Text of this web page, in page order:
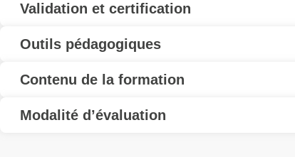
Validation et certification
Outils pédagogiques
Contenu de la formation
Modalité d’évaluation